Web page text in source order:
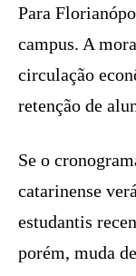
Para
campus. A
circulação
retenção de
Se o
catarinense
estudantis
porém, muda